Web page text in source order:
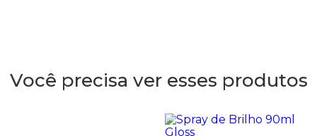
Você precisa ver esses produtos